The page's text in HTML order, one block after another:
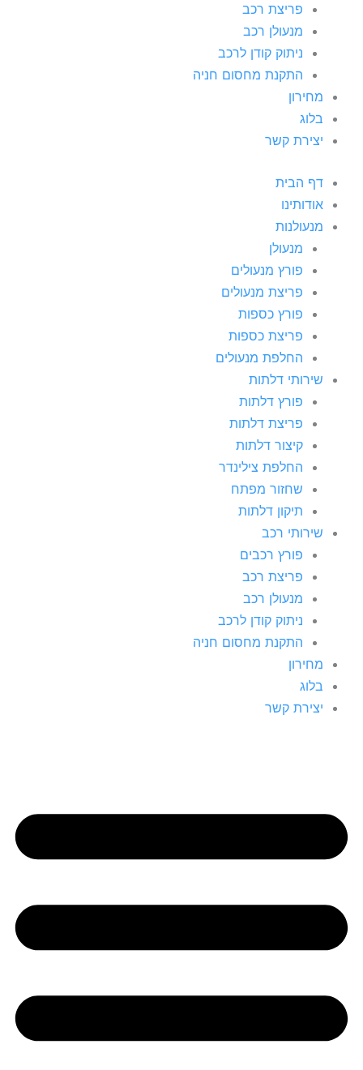
פריצת רכב
מנעולן רכב
ניתוק קודן לרכב
התקנת מחסום חניה
מחירון
בלוג
יצירת קשר
דף הבית
אודותינו
מנעולנות
מנעולן
פורץ מנעולים
פריצת מנעולים
פורץ כספות
פריצת כספות
החלפת מנעולים
שירותי דלתות
פורץ דלתות
פריצת דלתות
קיצור דלתות
החלפת צילינדר
שחזור מפתח
תיקון דלתות
שירותי רכב
פורץ רכבים
פריצת רכב
מנעולן רכב
ניתוק קודן לרכב
התקנת מחסום חניה
מחירון
בלוג
יצירת קשר